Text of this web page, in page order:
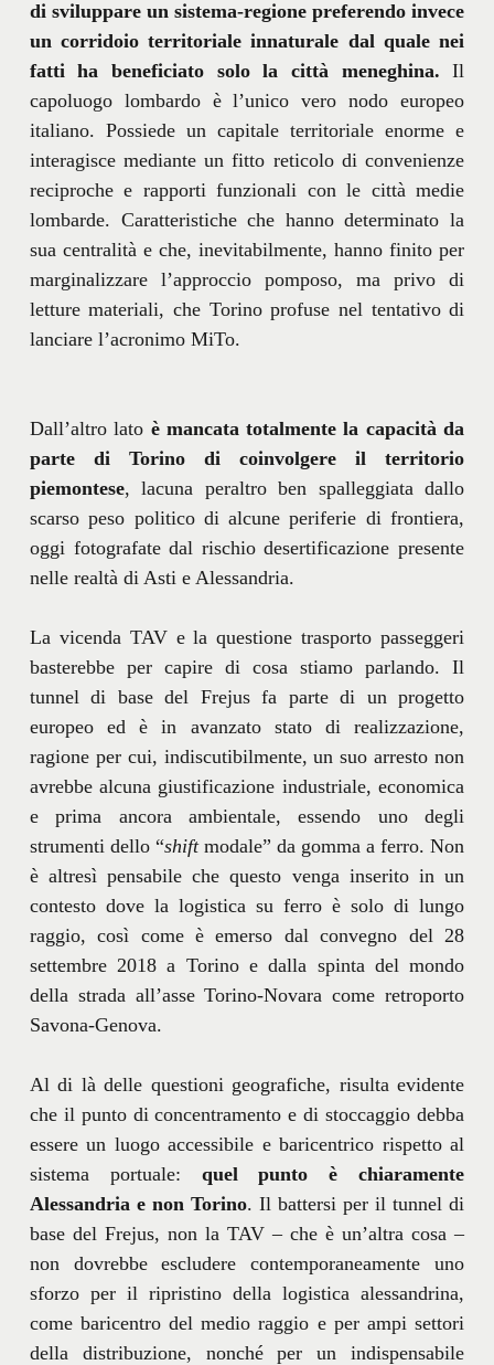
di sviluppare un sistema-regione preferendo invece
un corridoio territoriale innaturale dal quale nei
fatti ha beneficiato solo la città meneghina. Il
capoluogo lombardo è l’unico vero nodo europeo
italiano. Possiede un capitale territoriale enorme e
interagisce mediante un fitto reticolo di convenienze
reciproche e rapporti funzionali con le città medie
lombarde. Caratteristiche che hanno determinato la
sua centralità e che, inevitabilmente, hanno finito per
marginalizzare l’approccio pomposo, ma privo di
letture materiali, che Torino profuse nel tentativo di
lanciare l’acronimo MiTo.
Dall’altro lato è mancata totalmente la capacità da
parte di Torino di coinvolgere il territorio
piemontese, lacuna peraltro ben spalleggiata dallo
scarso peso politico di alcune periferie di frontiera,
oggi fotografate dal rischio desertificazione presente
nelle realtà di Asti e Alessandria.
La vicenda TAV e la questione trasporto passeggeri
basterebbe per capire di cosa stiamo parlando. Il
tunnel di base del Frejus fa parte di un progetto
europeo ed è in avanzato stato di realizzazione,
ragione per cui, indiscutibilmente, un suo arresto non
avrebbe alcuna giustificazione industriale, economica
e prima ancora ambientale, essendo uno degli
strumenti dello “shiftmodale” da gomma a ferro. Non
è altresì pensabile che questo venga inserito in un
contesto dove la logistica su ferro è solo di lungo
raggio, così come è emerso dal convegno del 28
settembre 2018 a Torino e dalla spinta del mondo
della strada all’asse Torino-Novara come retroporto
Savona-Genova.
Al di là delle questioni geografiche, risulta evidente
che il punto di concentramento e di stoccaggio debba
essere un luogo accessibile e baricentrico rispetto al
sistema portuale: quel punto è chiaramente
Alessandria e non Torino. Il battersi per il tunnel di
base del Frejus, non la TAV – che è un’altra cosa –
non dovrebbe escludere contemporaneamente uno
sforzo per il ripristino della logistica alessandrina,
come baricentro del medio raggio e per ampi settori
della distribuzione, nonché per un indispensabile